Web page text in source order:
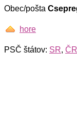
Obec/pošta
hore
PSČ štátov: SR, ČR